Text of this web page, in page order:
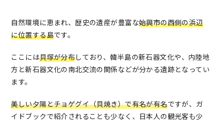
自然環境に恵まれ、歴史の遺産が豊富な始興市の西側の浜辺
に位置する島です。
ここには貝塚が分布しており、韓半島の新石器文化や、内陸地
方と新石器文化の南北交流の関係などが分かる遺跡となってい
ます。
美しい夕陽とチョゲグイ（貝焼き）で有名が有名ですが、ガ
イドブックで紹介されることも少なく、日本人の観光客も少